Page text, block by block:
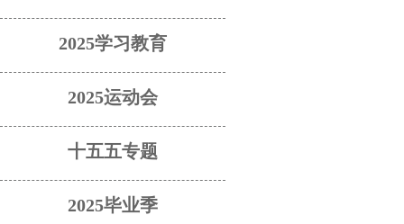
2025学习教育
2025运动会
十五五专题
2025毕业季